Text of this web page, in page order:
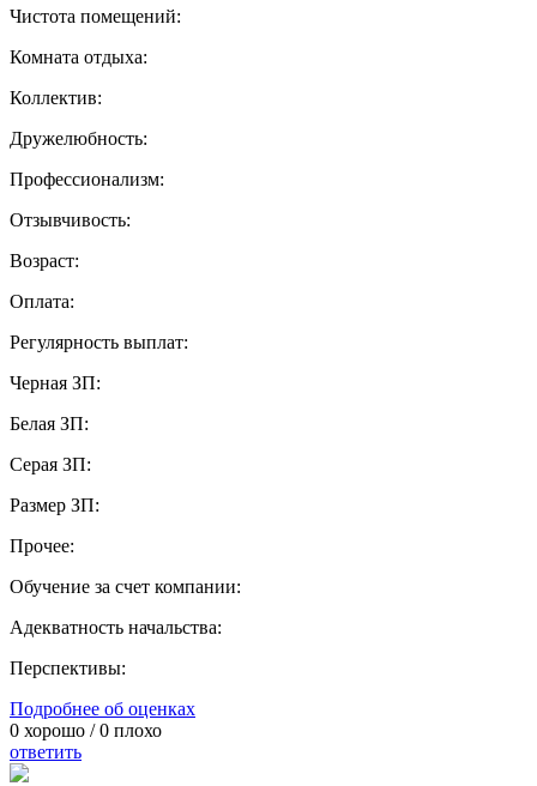
Чистота помещений:
Комната отдыха:
Коллектив:
Дружелюбность:
Профессионализм:
Отзывчивость:
Возраст:
Оплата:
Регулярность выплат:
Черная ЗП:
Белая ЗП:
Серая ЗП:
Размер ЗП:
Прочее:
Обучение за счет компании:
Адекватность начальства:
Перспективы:
Подробнее об оценках
0 хорошо /0 плохо
ответить